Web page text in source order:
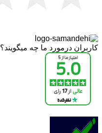
کاربران درمورد ما چه میگویند؟